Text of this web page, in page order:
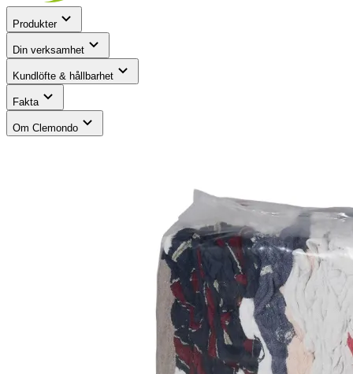
Produkter
Din verksamhet
Kundlöfte & hållbarhet
Fakta
Om Clemondo